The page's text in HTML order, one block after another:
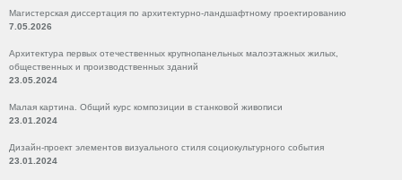
Магистерская диссертация по архитектурно-ландшафтному проектированию
7.05.2026
Архитектура первых отечественных крупнопанельных малоэтажных жилых,
общественных и производственных зданий
23.05.2024
Малая картина. Общий курс композиции в станковой живописи
23.01.2024
Дизайн-проект элементов визуального стиля социокультурного события
23.01.2024